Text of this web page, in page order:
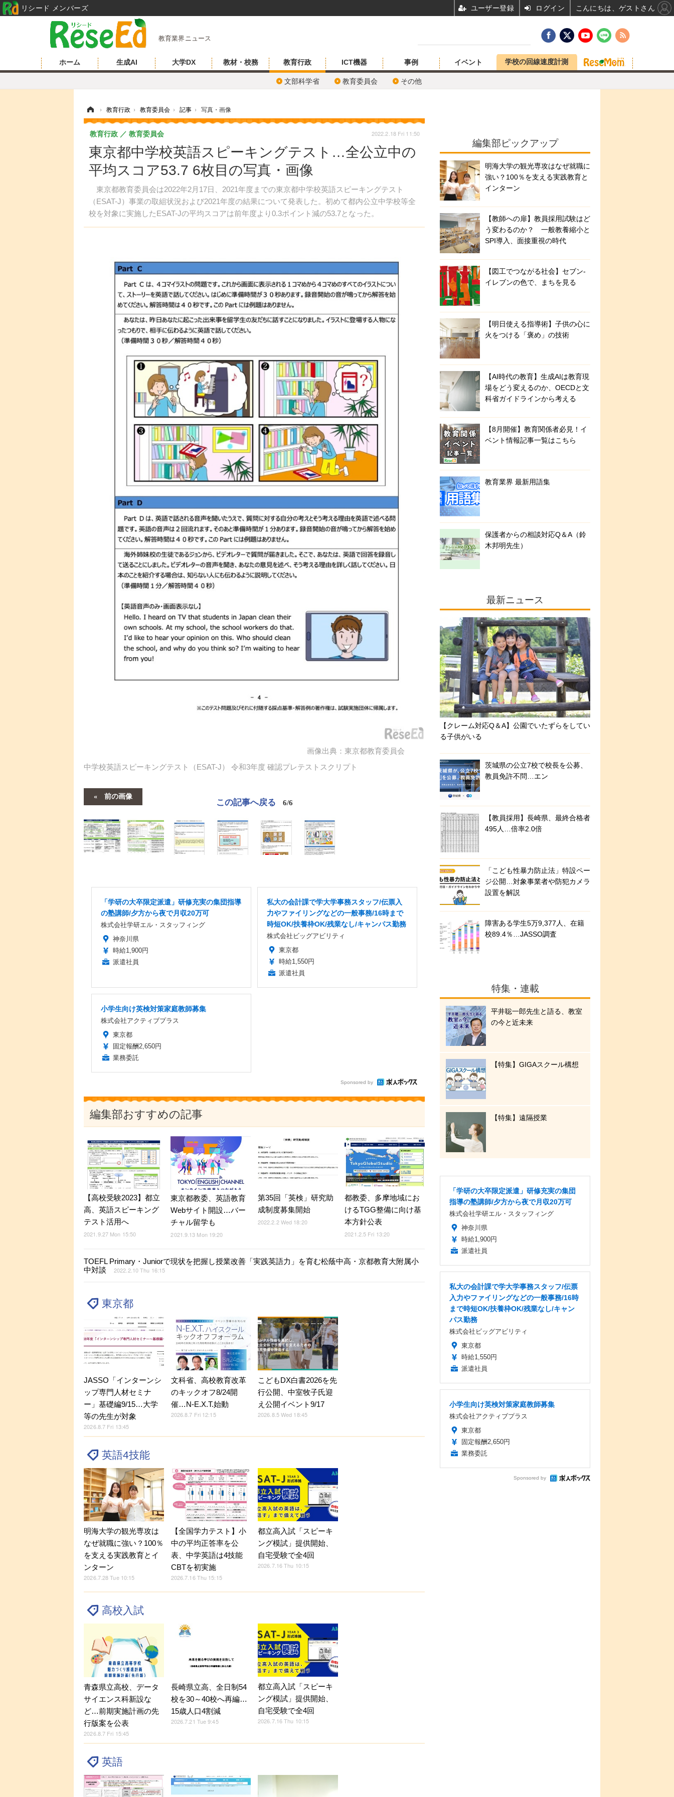
教育業界ニュース
ホーム 生成AI 大学DX 教材・校務 教育行政
文部科学省 教育委員会 その他
ICT機器 事例 イベント 学校の回線速度計測
› 教育行政 › 教育委員会 › 記事 › 写真・画像
東京都中学校英語スピーキングテスト…全公立中の
平均スコア53.7 6枚目の写真・画像
東京都教育委員会は2022年2月17日、2021年度までの東京都中学校英語スピーキングテスト
（ESAT-J）事業の取組状況および2021年度の結果について発表した。初めて都内公立中学校等全
校を対象に実施したESAT-Jの平均スコアは前年度より0.3ポイント減の53.7となった。
教育行政 教育委員会 2022.2.18 Fri 11:50
画像出典：東京都教育委員会
中学校英語スピーキングテスト（ESAT-J） 令和3年度 確認プレテストスクリプト
前の画像
この記事へ戻る 6/6
「学研の大卒限定派遣」研修充実の集団指導
の塾講師/夕方から夜で月収20万可
株式会社学研エル・スタッフィング
神奈川県
時給1,900円
派遣社員
私大の会計課で学大学事務スタッフ/伝票入
力やファイリングなどの一般事務/16時まで
時短OK/扶養枠OK/残業なし/キャンパス勤務
株式会社ビッグアビリティ
東京都
時給1,550円
派遣社員
小学生向け英検対策家庭教師募集
株式会社アクティブプラス
東京都
固定報酬2,650円
業務委託
Sponsored by
編集部おすすめの記事
【高校受験2023】都立
高、英語スピーキング
テスト活用へ
2021.9.27 Mon 15:50
東京都教委、英語教育
Webサイト開設…バー
チャル留学も
2021.9.13 Mon 19:20
第35回「英検」研究助
成制度募集開始
2022.2.2 Wed 18:20
都教委、多摩地域にお
けるTGG整備に向け基
本方針公表
2021.2.5 Fri 13:20
TOEFL Primary・Juniorで現状を把握し授業改善「実践英語力」を育む松蔭中高・京都教育大附属小
中対談
2022.2.10 Thu 16:15
東京都
JASSO「インターンシ
ップ専門人材セミナ
ー」基礎編9/15…大学
等の先生が対象
2026.8.7 Fri 13:45
文科省、高校教育改革
のキックオフ8/24開
催…N-E.X.T.始動
2026.8.7 Fri 12:15
こどもDX白書2026を先
行公開、中室牧子氏迎
え公開イベント9/17
2026.8.5 Wed 18:45
英語4技能
明海大学の観光専攻は
なぜ就職に強い？100％
を支える実践教育とイ
ンターン
2026.7.28 Tue 10:15
【全国学力テスト】小
中の平均正答率を公
表、中学英語は4技能
CBTを初実施
2026.7.16 Thu 15:15
都立高入試「スピーキ
ング模試」提供開始、
自宅受験で全4回
2026.7.16 Thu 10:15
高校入試
青森県立高校、データ
サイエンス科新設な
ど…前期実施計画の先
行版案を公表
2026.8.7 Fri 15:45
長崎県立高、全日制54
校を30～40校へ再編…
15歳人口4割減
2026.7.21 Tue 9:45
都立高入試「スピーキ
ング模試」提供開始、
自宅受験で全4回
2026.7.16 Thu 10:15
英語
編集部ピックアップ
明海大学の観光専攻はなぜ就職に
強い？100％を支える実践教育と
インターン
【教師への扉】教員採用試験はど
う変わるのか？ 一般教養縮小と
SPI導入、面接重視の時代
【図工でつながる社会】セブン‐
イレブンの色で、まちを見る
【明日使える指導術】子供の心に
火をつける「褒め」の技術
【AI時代の教育】生成AIは教育現
場をどう変えるのか、OECDと文
科省ガイドラインから考える
【8月開催】教育関係者必見！イ
ベント情報記事一覧はこちら
教育業界 最新用語集
保護者からの相談対応Q＆A（鈴
木邦明先生）
最新ニュース
【クレーム対応Q＆A】公園でいたずらをしてい
る子供がいる
茨城県の公立7校で校長を公募、
教員免許不問…エン
【教員採用】長崎県、最終合格者
495人…倍率2.0倍
「こども性暴力防止法」特設ペー
ジ公開…対象事業者や防犯カメラ
設置を解説
障害ある学生5万9,377人、在籍
校89.4％…JASSO調査
特集・連載
平井聡一郎先生と語る、教室
の今と近未来
【特集】GIGAスクール構想
【特集】遠隔授業
「学研の大卒限定派遣」研修充実の集団
指導の塾講師/夕方から夜で月収20万可
株式会社学研エル・スタッフィング
神奈川県
時給1,900円
派遣社員
私大の会計課で学大学事務スタッフ/伝票
入力やファイリングなどの一般事務/16時
まで時短OK/扶養枠OK/残業なし/キャン
パス勤務
株式会社ビッグアビリティ
東京都
時給1,550円
派遣社員
小学生向け英検対策家庭教師募集
株式会社アクティブプラス
東京都
固定報酬2,650円
業務委託
Sponsored by
リシード メンバーズ ユーザー登録 ログイン こんにちは、ゲストさん